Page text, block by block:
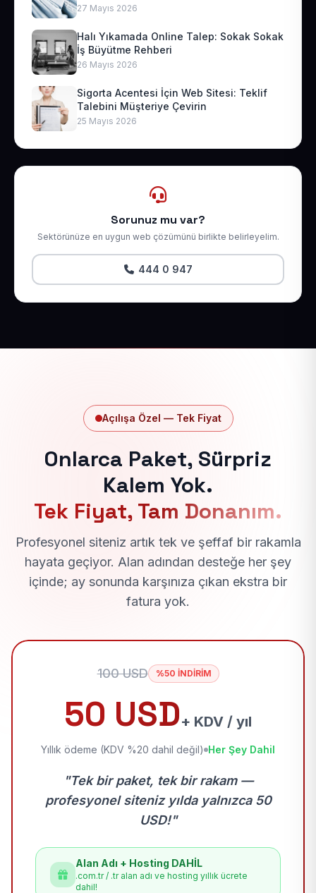
27 Mayıs 2026
Halı Yıkamada Online Talep: Sokak Sokak
İş Büyütme Rehberi
26 Mayıs 2026
Sigorta Acentesi İçin Web Sitesi: Teklif
Talebini Müşteriye Çevirin
25 Mayıs 2026
Sorunuz mu var?
Sektörünüze en uygun web çözümünü birlikte belirleyelim.
444 0 947
Açılışa Özel — Tek Fiyat
Onlarca Paket, Sürpriz
Kalem Yok.
Tek Fiyat, Tam Donanım.
Profesyonel siteniz artık tek ve şeffaf bir rakamla
hayata geçiyor. Alan adından desteğe her şey
içinde; ay sonunda karşınıza çıkan ekstra bir
fatura yok.
100 USD %50 İNDİRİM
50 USD+ KDV / yıl
Yıllık ödeme (KDV %20 dahil değil) Her Şey Dahil
"Tek bir paket, tek bir rakam —
profesyonel siteniz yılda yalnızca 50
USD!"
Alan Adı + Hosting DAHİL
.com.tr / .tr alan adı ve hosting yıllık ücrete
dahil!